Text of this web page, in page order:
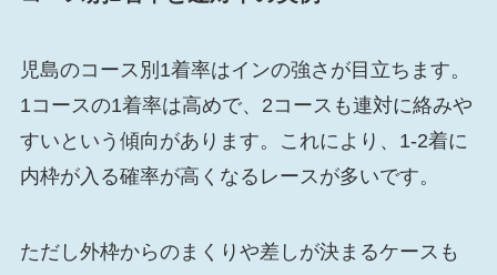
児島のコース別1着率はインの強さが目立ちます。
1コースの1着率は高めで、2コースも連対に絡みや
すいという傾向があります。これにより、1-2着に
内枠が入る確率が高くなるレースが多いです。
ただし外枠からのまくりや差しが決まるケースも